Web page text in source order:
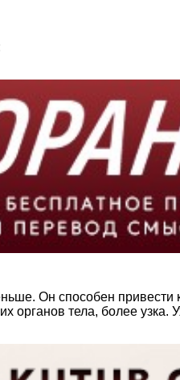
Он способен привести
органов тела, более узка.